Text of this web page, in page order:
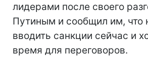
лидерами после своего
Путиным и сообщил им, что
вводить санкции сейчас и
время для переговоров.